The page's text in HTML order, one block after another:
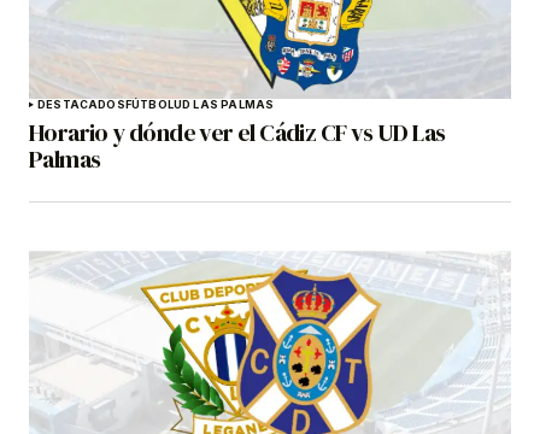
DESTACADOSFÚTBOLUD LAS PALMAS
Horario y dónde ver el Cádiz CF vs UD Las
Palmas